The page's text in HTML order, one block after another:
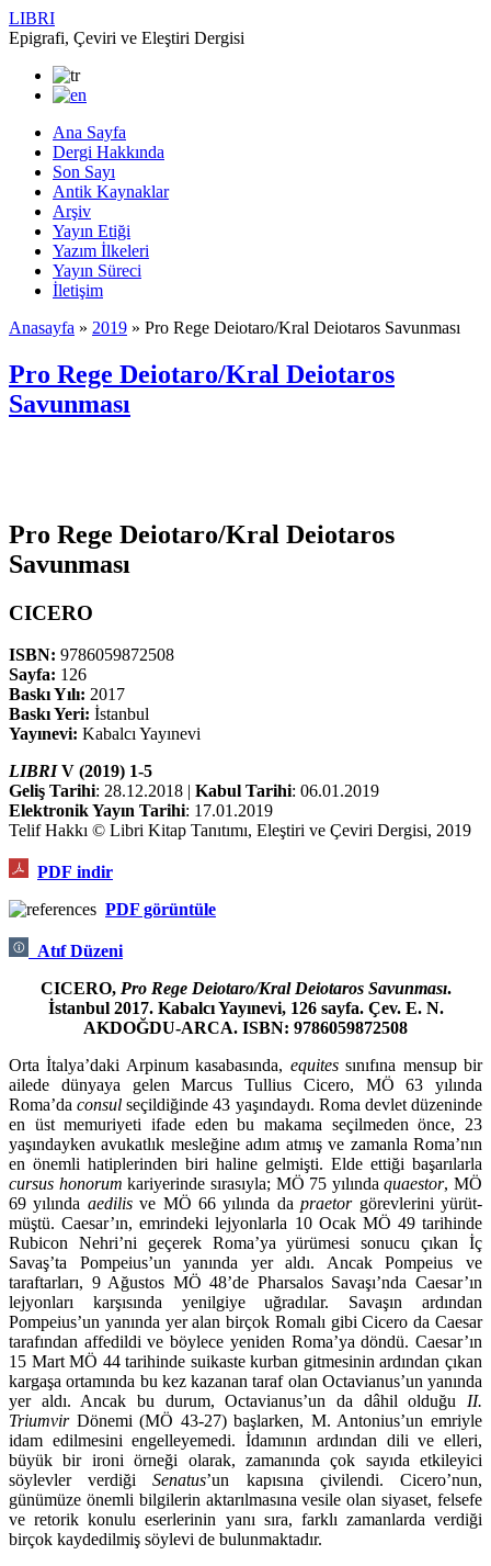
LIBRI
Epigrafi, Çeviri ve Eleştiri Dergisi
Ana Sayfa
Dergi Hakkında
Son Sayı
Antik Kaynaklar
Arşiv
Yayın Etiği
Yazım İlkeleri
Yayın Süreci
İletişim
Anasayfa » 2019 » Pro Rege Deiotaro/Kral Deiotaros Savunması
Pro Rege Deiotaro/Kral Deiotaros
Savunması
Pro Rege Deiotaro/Kral Deiotaros
Savunması
CICERO
ISBN: 9786059872508
Sayfa: 126
Baskı Yılı: 2017
Baskı Yeri: İstanbul
Yayınevi: Kabalcı Yayınevi
LIBRIV (2019) 1-5
Geliş Tarihi: 28.12.2018 | Kabul Tarihi: 06.01.2019
Elektronik Yayın Tarihi: 17.01.2019
Telif Hakkı © Libri Kitap Tanıtımı, Eleştiri ve Çeviri Dergisi, 2019
PDF indir
PDF görüntüle
Atıf Düzeni
CICERO, Pro Rege Deiotaro/Kral Deiotaros Savunması.
İstanbul 2017. Kabalcı Yayınevi, 126 sayfa. Çev. E. N.
AKDOĞDU-ARCA. ISBN: 9786059872508
Orta İtalya’daki Arpinum kasabasında, equitessınıfına mensup bir
ailede dünyaya gelen Marcus Tullius Cicero, MÖ 63 yılında
Roma’daconsul seçildi­ğinde 43 yaşındaydı. Roma devlet düzeninde
en üst memuriyeti ifade eden bu makama seçilmeden önce, 23
yaşındayken avukatlık mesleğine adım at­mış ve zamanla Roma’nın
en önemli hatiplerinden biri haline gelmişti. Elde ettiği başarılarla
cursus honorum kariyerinde sırasıyla; MÖ 75 yılındaquaes­tor, MÖ
69 yılında aedilisve MÖ 66 yılında dapraetorgörevlerini yürüt­
müştü. Caesar’ın, emrindeki lejyonlarla 10 Ocak MÖ 49 tarihinde
Rubicon Nehri’ni geçerek Roma’ya yürümesi sonucu çıkan İç
Savaş’ta Pompeius’un yanında yer aldı. Ancak Pompeius ve
taraftarları, 9 Ağustos MÖ 48’de Phar­salos Savaşı’nda Caesar’ın
lejyonları karşısında yenilgiye uğradılar. Savaşın ardından
Pompeius’un yanında yer alan birçok Romalı gibi Cicero da Caesar
tarafından affedildi ve böylece yeniden Roma’ya döndü. Caesar’ın
15 Mart MÖ 44 tarihinde suikaste kurban gitmesinin ardından çıkan
kargaşa orta­mında bu kez kazanan taraf olan Octavianus’un yanında
yer aldı. Ancak bu durum, Octavianus’un da dâhil olduğu II.
TriumvirDönemi (MÖ 43-27) baş­larken, M. Antonius’un emriyle
idam edilmesini engelleyemedi. İdamının ar­dından dili ve elleri,
büyük bir ironi örneği olarak, zamanında çok sayıda et­kileyici
söylevler verdiğiSenatus’un kapısına çivilendi. Cicero’nun,
günümüze önemli bilgilerin aktarılmasına vesile olan siyaset, felsefe
ve retorik konulu eserlerinin yanı sıra, farklı zamanlarda verdiği
birçok kaydedilmiş söylevi de bulunmaktadır.